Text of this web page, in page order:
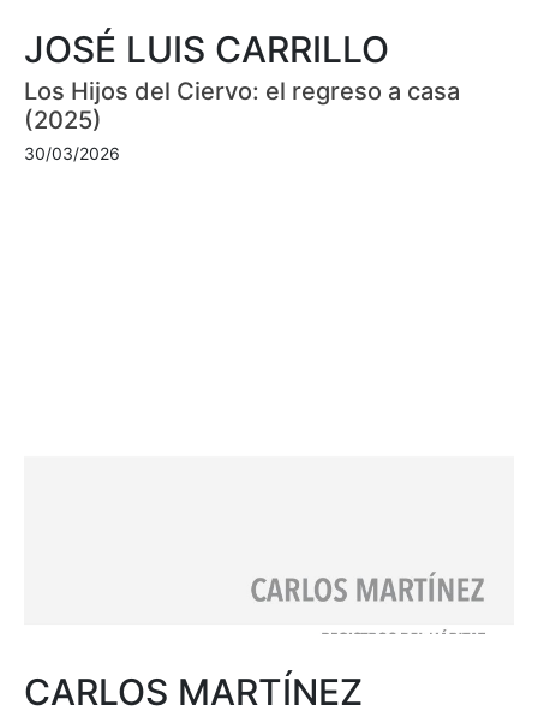
JOSÉ LUIS CARRILLO
Los Hijos del Ciervo: el regreso a casa
(2025)
30/03/2026
CARLOS MARTÍNEZ